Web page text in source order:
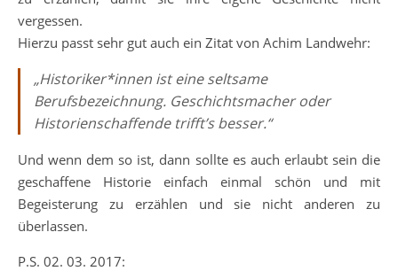
vergessen.
Hierzu passt sehr gut auch ein Zitat von Achim Landwehr:
„Historiker*innen ist eine seltsame
Berufsbezeichnung. Geschichtsmacher oder
Historienschaffende trifft’s besser.“
Und wenn dem so ist, dann sollte es auch erlaubt sein die
geschaffene Historie einfach einmal schön und mit
Begeisterung zu erzählen und sie nicht anderen zu
überlassen.
P.S. 02. 03. 2017: